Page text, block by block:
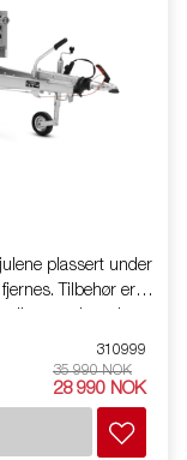
plassert under
Tilbehør er
og kan vise
kan tilkomme.
310999
35 990 NOK
28 990 NOK